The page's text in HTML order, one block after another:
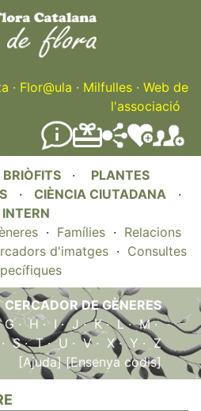
Skip
to
main
content
· Flor@ula · Milfulles · Web de
l'associació
BRIÒFITS · PLANTES
· CIÈNCIA CIUTADANA ·
INTERN
· Famílies · Relacions
d'imatges · Consultes
CERCADOR DE GÈNERES
G·H · I·J·K·L·M·
·S·T·U ·V· X·Y ·Z
[Ajuda][Ensenya codis]